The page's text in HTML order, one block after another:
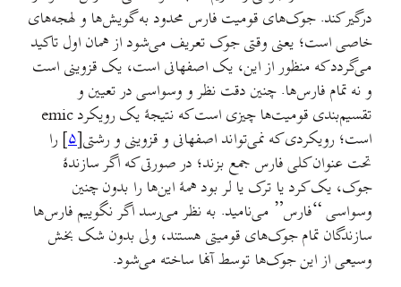
درگیر کند. جوک‌های قومیت فارس محدود به گویش‌ها و لهجه‌های
خاصی است؛ یعنی وقتی جوک تعریف می‌شود از همان اول تاکید
می‌گردد که منظور از این، یک اصفهانی است، یک قزوینی است
و نه تمام فارس‌ها. چنین دقت نظر و وسواسی در تعیین و
تقسیم‌بندی قومیت‌ها چیزی است که نتیجهٔ یک رویکرد emic
است؛ رویکردی که نمی‌تواند اصفهانی و قزوینی و رشتی[۵] را
تحت عنوان کلی فارس جمع بزند؛ در صورتی که اگر سازندهٔ
جوک، یک کرد یا ترک یا لر بود همهٔ این‌ها را بدون چنین
وسواسی “فارس” می‌نامید. به نظر می‌رسد اگر نگوییم فارس‌ها
سازندگان تمام جوک‌های قومیتی هستند، ولی بدون شک بخش
وسیعی از این جوک‌ها توسط آنها ساخته می‌شود.